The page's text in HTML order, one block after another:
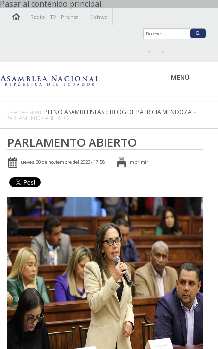
Pasar al contenido principal
Radio ·TV · Prensa Kichwa
A- A+
MENÚ
LEGISLAMOS
FISCALIZAMOS
TRANSPARENCIA
PRENSA
RELACIONES INTERNACIONALES
AGENDA
Usted está en: PLENO ASAMBLEÍSTAS » BLOG DE PATRICIA MENDOZA »
PARLAMENTO ABIERTO
PARLAMENTO ABIERTO
Jueves, 30 de noviembre del 2023 - 17:58 Imprimir